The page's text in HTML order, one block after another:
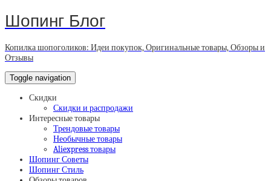
Шопинг Блог
Копилка шопоголиков: Идеи покупок, Оригинальные товары, Обзоры и
Отзывы
Toggle navigation
Скидки
Скидки и распродажи
Интересные товары
Трендовые товары
Необычные товары
Aliexpress товары
Шопинг Советы
Шопинг Стиль